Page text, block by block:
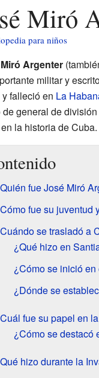
Miró
para niños
Argenter
militar y
y falleció en La
de general de
la historia de Cuba.
fue José Miró
fue su juventud
se trasladó a
¿Qué hizo en
¿Cómo se inició
¿Dónde se
fue su papel en
¿Cómo se destacó
hizo durante la